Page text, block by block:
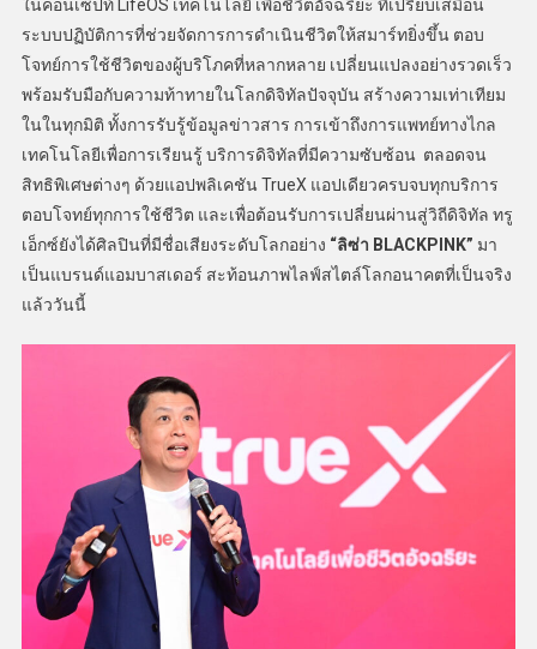
ในคอนเซ็ปท์ LifeOS เทคโนโลยี เพื่อชีวิตอัจฉริยะ ที่เปรียบเสมือน
ระบบปฏิบัติการที่ช่วยจัดการการดำเนินชีวิตให้สมาร์ทยิ่งขึ้น ตอบ
โจทย์การใช้ชีวิตของผู้บริโภคที่หลากหลาย เปลี่ยนแปลงอย่างรวดเร็ว
พร้อมรับมือกับความท้าทายในโลกดิจิทัลปัจจุบัน สร้างความเท่าเทียม
ในในทุกมิติ ทั้งการรับรู้ข้อมูลข่าวสาร การเข้าถึงการแพทย์ทางไกล
เทคโนโลยีเพื่อการเรียนรู้ บริการดิจิทัลที่มีความซับซ้อน ตลอดจน
สิทธิพิเศษต่างๆ ด้วยแอปพลิเคชัน TrueX แอปเดียวครบจบทุกบริการ
ตอบโจทย์ทุกการใช้ชีวิต และเพื่อต้อนรับการเปลี่ยนผ่านสู่วิถีดิจิทัล ทรู
เอ็กซ์ยังได้ศิลปินที่มีชื่อเสียงระดับโลกอย่าง “ลิซ่า BLACKPINK” มา
เป็นแบรนด์แอมบาสเดอร์ สะท้อนภาพไลฟ์สไตล์โลกอนาคตที่เป็นจริง
แล้ววันนี้